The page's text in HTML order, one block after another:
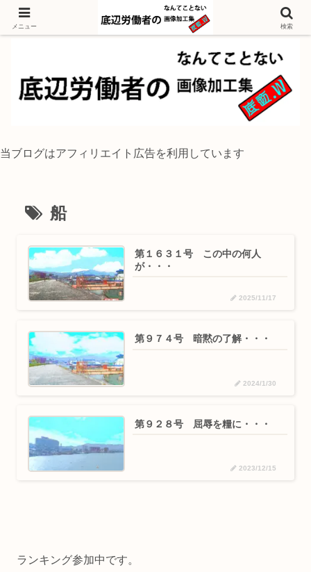
独身底辺おじさんが風景写真をイラスト風に加工するブログ
当ブログはアフィリエイト広告を利用しています
船
第１６３１号 この中の何人
が・・・
2025/11/17
第９７４号 暗黙の了解・・・
2024/1/30
第９２８号 屈辱を糧に・・・
2023/12/15
ランキング参加中です。
メニュー 検索